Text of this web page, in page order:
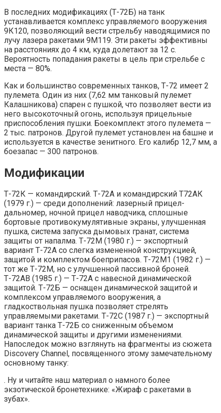
В последних модификациях (Т-72Б) на танк
устанавливается комплекс управляемого вооружения
9К120, позволяющий вести стрельбу наводящимися по
лучу лазера ракетами 9М119. Эти ракеты эффективны
на расстояниях до 4 км, куда долетают за 12 с.
Вероятность попадания ракеты в цель при стрельбе с
места — 80%.
Как и большинство современных танков, Т-72 имеет 2
пулемета. Один из них (7,62 мм танковый пулемет
Калашникова) спарен с пушкой, что позволяет вести из
него высокоточный огонь, используя прицельные
приспособления пушки. Боекомплект этого пулемета —
2 тыс. патронов. Другой пулемет установлен на башне и
используется в качестве зенитного. Его калибр 12,7 мм, а
боезапас — 300 патронов.
Модификации
Т-72К — командирский. Т-72А и командирский Т72АК
(1979 г.) — среди дополнений: лазерный прицел-
дальномер, ночной прицел наводчика, сплошные
бортовые противокумулятивные экраны, улучшенная
пушка, система запуска дымовых гранат, система
защиты от напалма. Т-72М (1980 г.) — экспортный
вариант Т-72А со слегка измененной конструкцией,
защитой и комплектом боеприпасов. Т-72М1 (1982 г.) —
тот же Т-72М, но с улучшенной пассивной броней.
Т-72АВ (1985 г.) — Т-72А с навесной динамической
защитой. Т-72Б — оснащен динамической защитой и
комплексом управляемого вооружения, а
гладкоствольная пушка позволяет стрелять
управляемыми ракетами. Т-72С (1987 г.) — экспортный
вариант танка Т-72Б со сниженным объемом
динамической защиты и другими изменениями.
Напоследок можно взглянуть на фрагменты из сюжета
Discovery Channel, посвященного этому замечательному
основному танку:
. Ну и читайте наш материал о намного более
экзотической бронетехнике: «Жираф с ракетами в
зубах».